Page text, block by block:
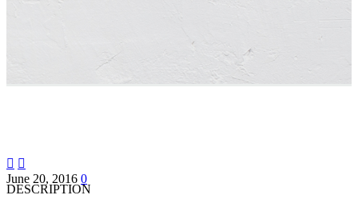
 
June 20, 2016 0
DESCRIPTION